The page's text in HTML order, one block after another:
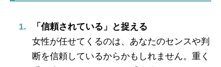
「信頼されている」と捉える
女性が任せてくるのは、あなたのセンスや判
断を信頼しているからかもしれません。重く